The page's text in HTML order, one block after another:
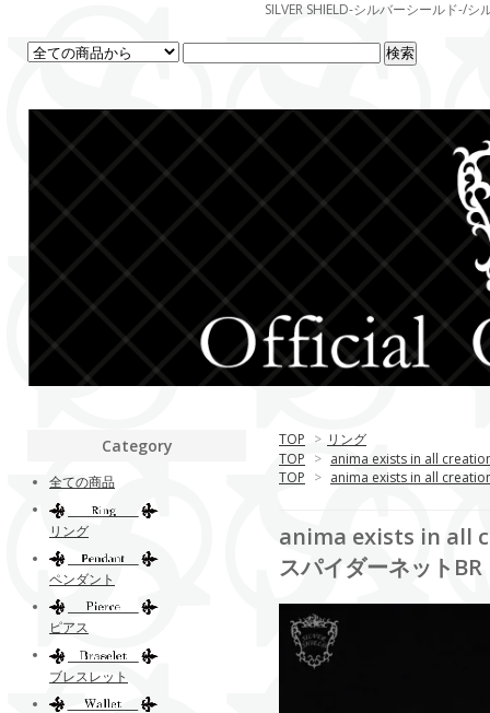
SILVER SHIELD-シルバーシールド-/
TOP > リング
TOP > anima exists in all
TOP > anima exists in all
anima exists in all
スパイダーネットBR
Category
全ての商品
リング
ペンダント
ピアス
ブレスレット